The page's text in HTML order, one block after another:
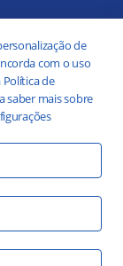
de
com o uso
de
saber mais sobre